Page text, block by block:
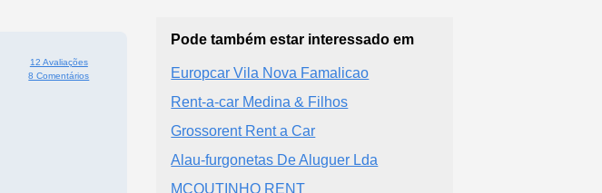
12 Avaliações
8 Comentários
Pode também estar interessado em
Europcar Vila Nova Famalicao
Rent-a-car Medina & Filhos
Grossorent Rent a Car
Alau-furgonetas De Aluguer Lda
MCOUTINHO RENT